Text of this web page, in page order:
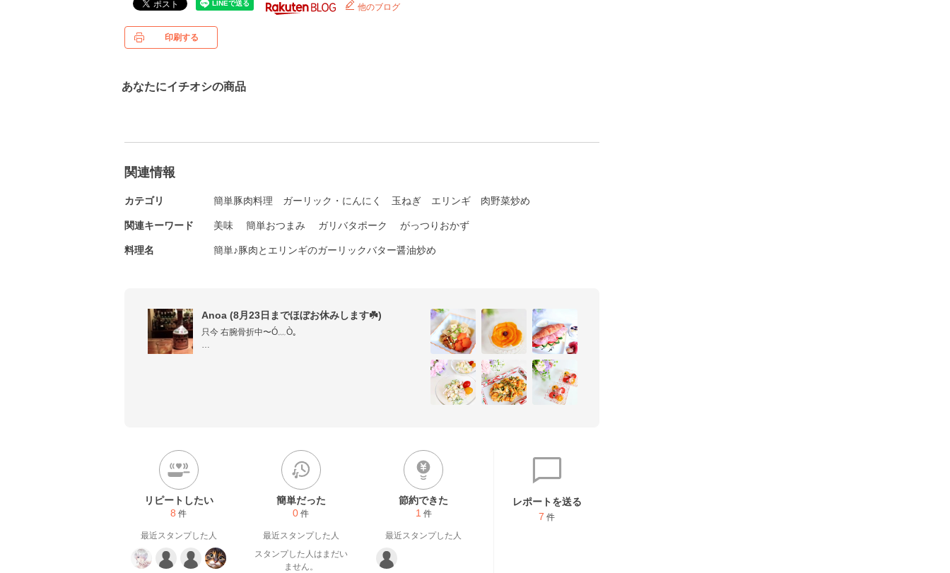
他のブログ
印刷する
あなたにイチオシの商品
関連情報
カテゴリ 簡単豚肉料理 ガーリック・にんにく 玉ねぎ エリンギ 肉野菜炒め
関連キーワード 美味 簡単おつまみ ガリバタポーク がっつりおかず
料理名 簡単♪豚肉とエリンギのガーリックバター醤油炒め
Anoa (8月23日までほぼお休みします☘️)
只今 右腕骨折中〜Ó﹏⁠Ò｡
かわいい簡単美味しいお料理のレパートリーを
リピートしたい
8 件
最近スタンプした人
簡単だった
0 件
最近スタンプした人
スタンプした人はまだい
ません。
節約できた
1 件
最近スタンプした人
レポートを送る
7 件